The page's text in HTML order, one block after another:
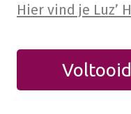
Hier vind je Luz’